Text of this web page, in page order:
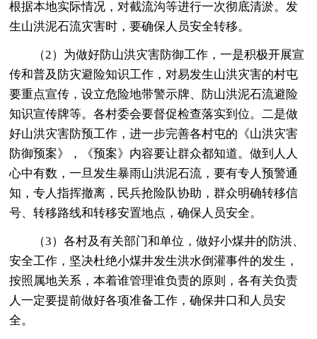
根据本地实际情况，对截流沟等进行一次彻底清淤。发
生山洪泥石流灾害时，要确保人员安全转移。
（2）为做好防山洪灾害防御工作，一是积极开展宣
传和普及防灾避险知识工作，对易发生山洪灾害的村屯
要重点宣传，设立危险地带警示牌、防山洪泥石流避险
知识宣传牌等。各村委会要督促检查落实到位。二是做
好山洪灾害防预工作，进一步完善各村屯的《山洪灾害
防御预案》，《预案》内容要让群众都知道。做到人人
心中有数，一旦发生暴雨山洪泥石流，要有专人预警通
知，专人指挥撤离，民兵抢险队协助，群众明确转移信
号、转移路线和转移安置地点，确保人员安全。
（3）各村及有关部门和单位，做好小煤井的防洪、
安全工作，坚决杜绝小煤井发生洪水倒灌事件的发生，
按照属地关系，本着谁管理谁负责的原则，各有关负责
人一定要提前做好各项准备工作，确保井口和人员安
全。